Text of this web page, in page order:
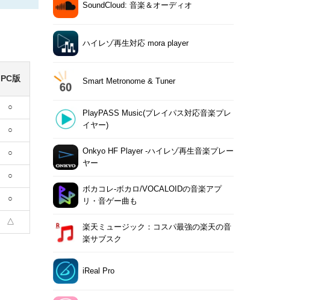
PC版
○
○
○
○
○
△
SoundCloud: 音楽＆オーディオ
ハイレゾ再生対応 mora player
Smart Metronome & Tuner
PlayPASS Music(プレイパス対応音楽プレ
イヤー)
Onkyo HF Player -ハイレゾ再生音楽プレー
ヤー
ボカコレ-ボカロ/VOCALOIDの音楽アプ
リ・音ゲー曲も
楽天ミュージック：コスパ最強の楽天の音
楽サブスク
iReal Pro